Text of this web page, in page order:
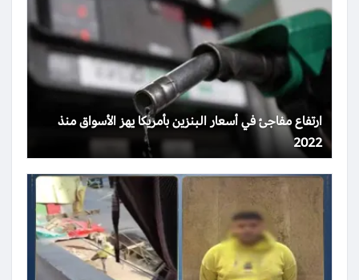
ارتفاع مفاجئ في أسعار البنزين بأمريكا يهز الأسواق منذ
2022